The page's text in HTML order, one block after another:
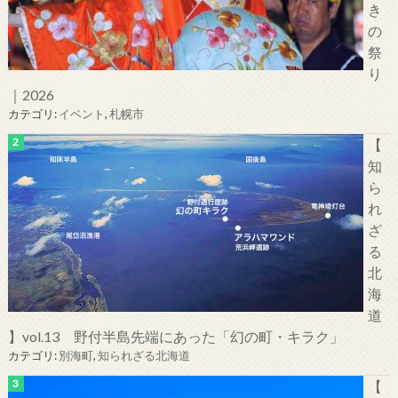
き
の
祭
り
｜2026
カテゴリ:イベント,札幌市
【
知
ら
れ
ざ
る
北
海
道
】vol.13 野付半島先端にあった「幻の町・キラク」
カテゴリ:別海町,知られざる北海道
【